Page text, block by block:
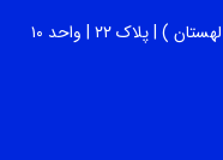
| پلاک ۲۲ | واحد ۱۰